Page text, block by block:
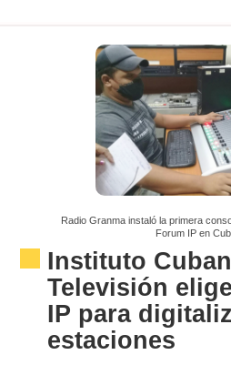
Radio Granma instaló la primera
Forum IP en
Instituto
Televisión
IP para
estaciones